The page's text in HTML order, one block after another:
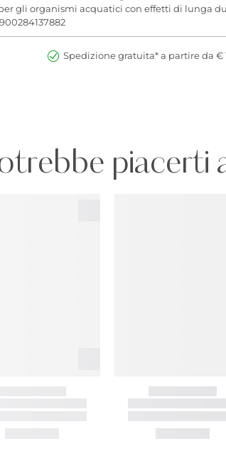
gli organismi acquatici con effetti di lunga
Spedizione gratuita* a partire da €
piacerti